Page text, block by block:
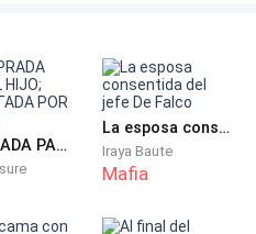
dentro. El corazón, el
De miedo.
¡Tómame a mí! ¡Mi
¡Pero suéltala!
COMPRADA PARA EL HIJO; DISFRUTADA POR EL DON
La esposa consentida del jefe De Falco
Iraya Baute
Mafia